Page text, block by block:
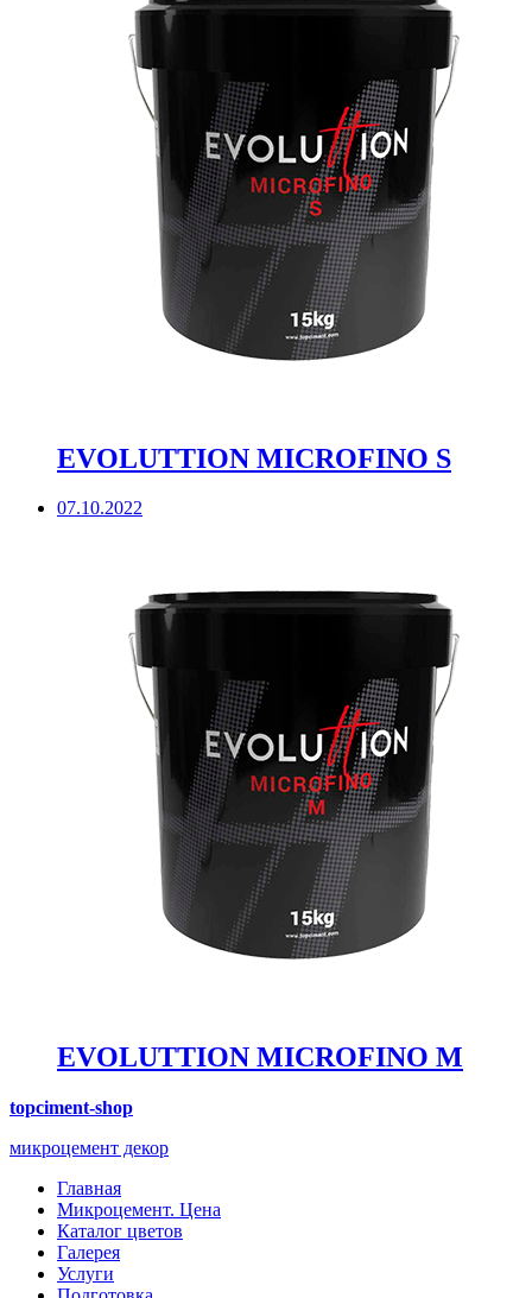
EVOLUTTION MICROFINO S
07.10.2022
EVOLUTTION MICROFINO M
topciment-shop
микроцемент декор
Главная
Микроцемент. Цена
Каталог цветов
Галерея
Услуги